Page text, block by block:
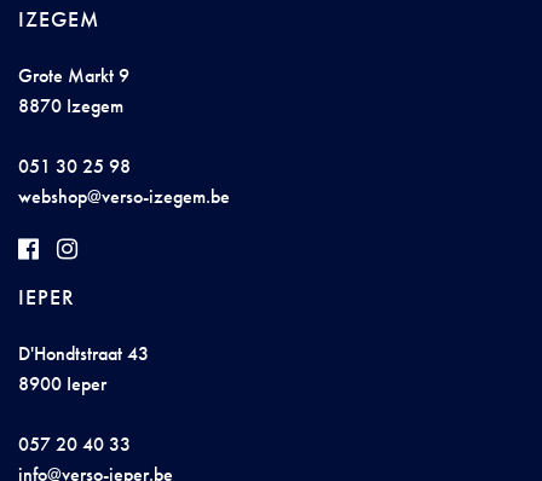
IZEGEM
Grote Markt 9
8870 Izegem
051 30 25 98
webshop@verso-izegem.be
IEPER
D'Hondtstraat 43
8900 Ieper
057 20 40 33
info@verso-ieper.be